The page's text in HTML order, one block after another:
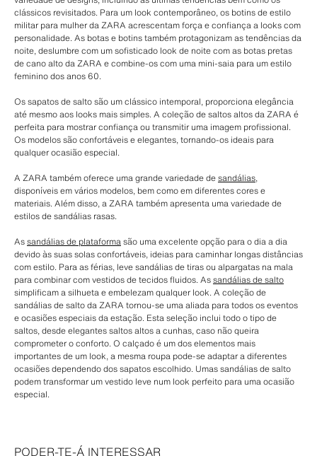
clássicos revisitados. Para um look contemporâneo, os botins de estilo
militar para mulher da ZARA acrescentam força e confiança a looks com
personalidade. As botas e botins também protagonizam as tendências da
noite, deslumbre com um sofisticado look de noite com as botas pretas
de cano alto da ZARA e combine-os com uma mini-saia para um estilo
feminino dos anos 60.
Os sapatos de salto são um clássico intemporal, proporciona elegância
até mesmo aos looks mais simples. A coleção de saltos altos da ZARA é
perfeita para mostrar confiança ou transmitir uma imagem profissional.
Os modelos são confortáveis ​​e elegantes, tornando-os ideais para
qualquer ocasião especial.
A ZARA também oferece uma grande variedade desandálias,
disponíveis em vários modelos, bem como em diferentes cores e
materiais. Além disso, a ZARA também apresenta uma variedade de
estilos de sandálias rasas.
Assandálias de plataformasão uma excelente opção para o dia a dia
devido às suas solas confortáveis, ideias para caminhar longas distâncias
com estilo. Para as férias, leve sandálias de tiras ou alpargatas na mala
para combinar com vestidos de tecidos fluidos. Assandálias de salto
simplificam a silhueta e embelezam qualquer look. A coleção de
sandálias de salto da ZARA tornou-se uma aliada para todos os eventos
e ocasiões especiais da estação. Esta seleção inclui todo o tipo de
saltos, desde elegantes saltos altos a cunhas, caso não queira
comprometer o conforto. O calçado é um dos elementos mais
importantes de um look, a mesma roupa pode-se adaptar a diferentes
ocasiões dependendo dos sapatos escolhido. Umas sandálias de salto
podem transformar um vestido leve num look perfeito para uma ocasião
especial.
PODER-TE-Á INTERESSAR